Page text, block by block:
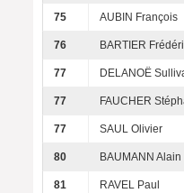
75 AUBIN François
76 BARTIER
77 DELANOË
77 FAUCHER
77 SAUL Olivier
80 BAUMANN Alain
81 RAVEL Paul